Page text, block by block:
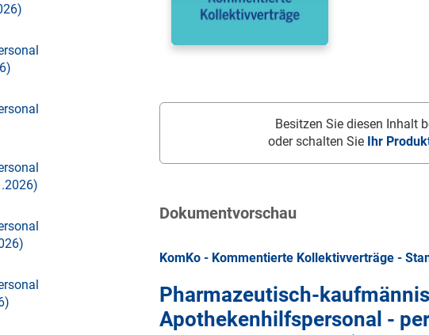
Besitzen Sie diesen Inhalt
oder schalten Sie Ihr
Dokumentvorschau
KomKo - Kommentierte Kollektivverträge -
Pharmazeutisch-
Apothekenhilfspersonal -